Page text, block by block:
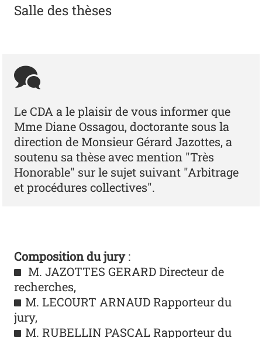
Salle des thèses
Le CDA a le plaisir de vous informer que
Mme Diane Ossagou, doctorante sous la
direction de Monsieur Gérard Jazottes, a
soutenu sa thèse avec mention "Très
Honorable" sur le sujet suivant "Arbitrage
et procédures collectives".
Composition du jury:
M. JAZOTTES GERARD Directeur de
recherches,
M. LECOURT ARNAUD Rapporteur du
jury,
M. RUBELLIN PASCAL Rapporteur du